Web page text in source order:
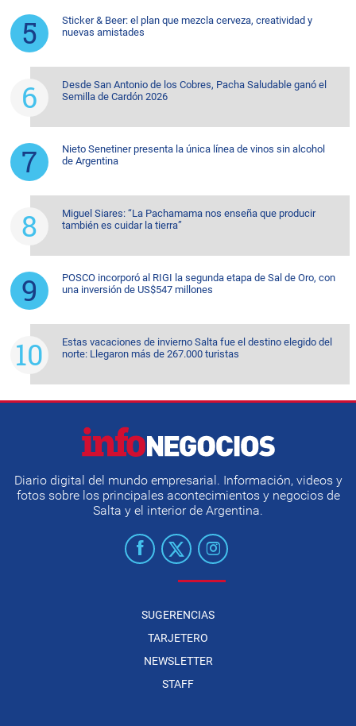
Sticker & Beer: el plan que mezcla cerveza, creatividad y
nuevas amistades
Desde San Antonio de los Cobres, Pacha Saludable ganó el
Semilla de Cardón 2026
Nieto Senetiner presenta la única línea de vinos sin alcohol
de Argentina
Miguel Siares: “La Pachamama nos enseña que producir
también es cuidar la tierra”
POSCO incorporó al RIGI la segunda etapa de Sal de Oro, con
una inversión de US$547 millones
Estas vacaciones de invierno Salta fue el destino elegido del
norte: Llegaron más de 267.000 turistas
Diario digital del mundo empresarial. Información, videos y
fotos sobre los principales acontecimientos y negocios de
Salta y el interior de Argentina.
SUGERENCIAS
TARJETERO
NEWSLETTER
STAFF